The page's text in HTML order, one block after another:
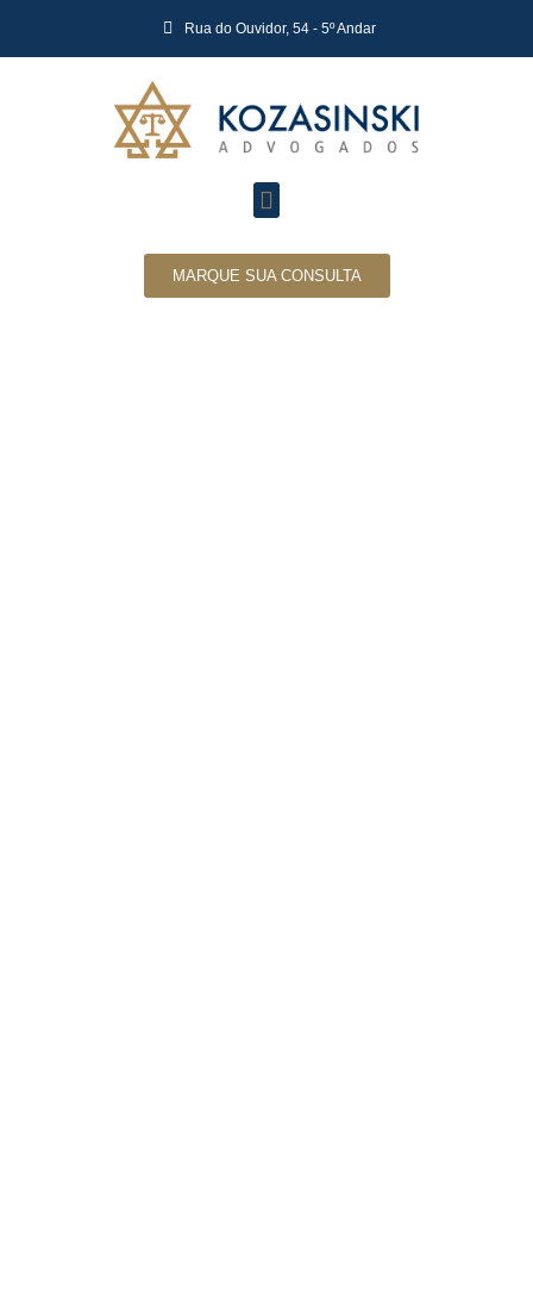
Rua do Ouvidor, 54 - 5º Andar
MARQUE SUA CONSULTA